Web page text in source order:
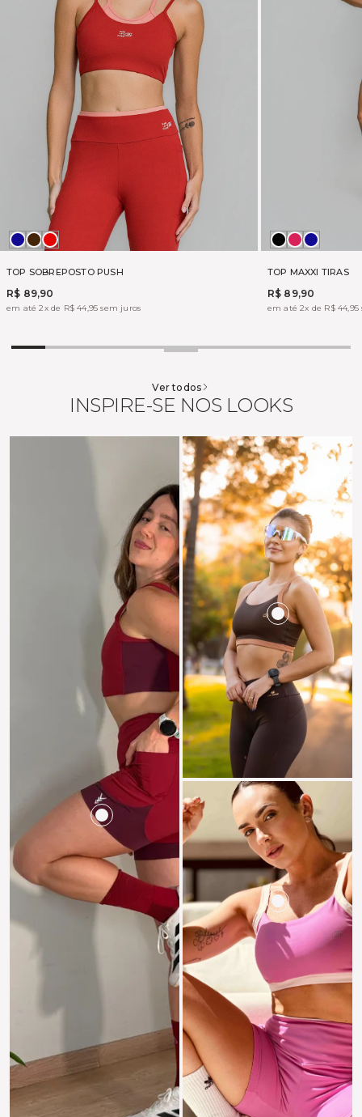
TOP SOBREPOSTO PUSH
R$ 89,90
em até 2x de R$ 44,95 sem juros
MADRUGADA
MARROM
VERMELHO
TOP MAXXI TIRAS
R$ 89,90
em até 2x de R$ 44,95
PretoBOHEME
Ver todos
INSPIRE-SE NOS LOOKS